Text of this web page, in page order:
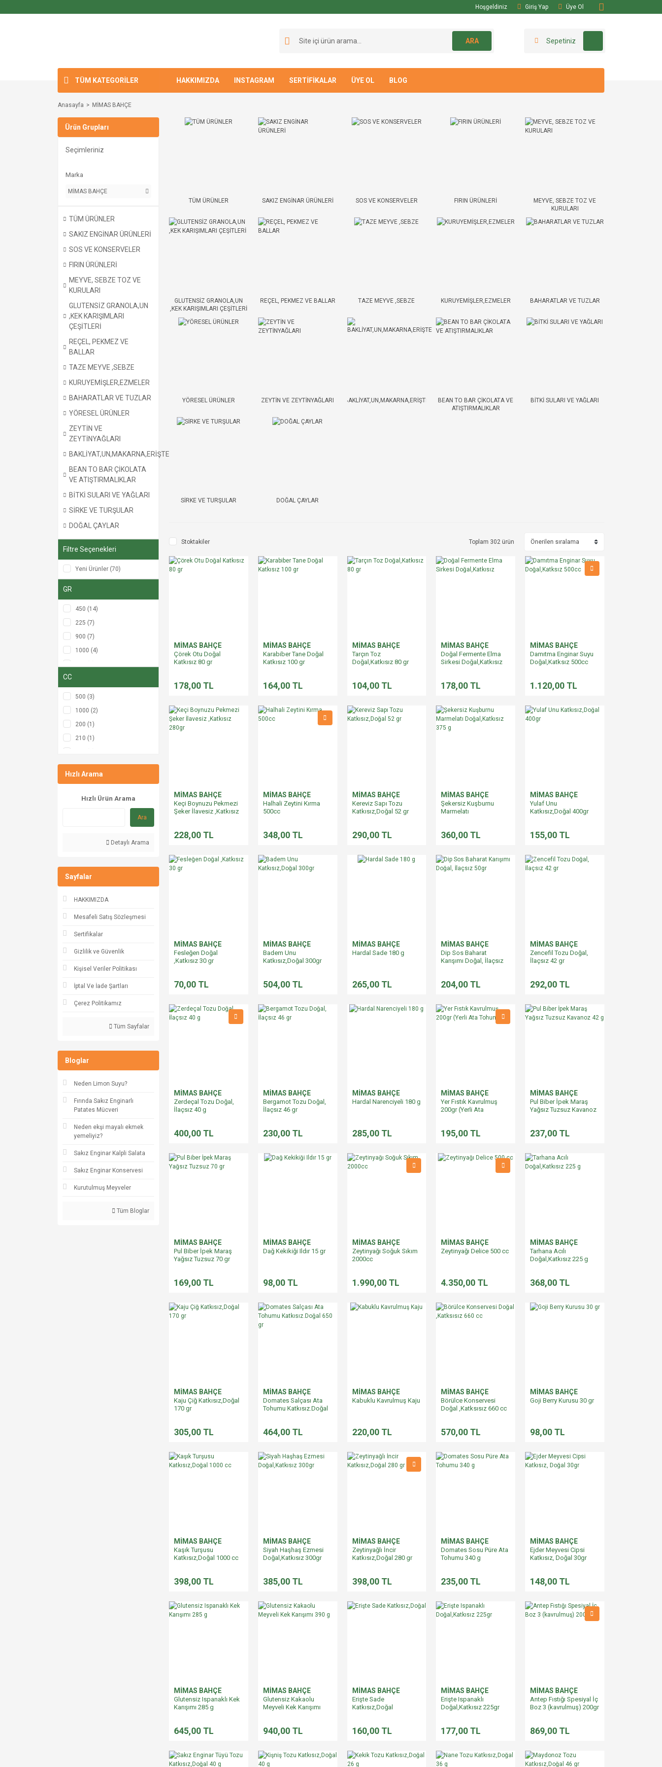
Hoşgeldiniz Giriş Yap Üye Ol
ARA Sepetiniz
TÜM KATEGORİLER HAKKIMIZDA INSTAGRAM SERTİFİKALAR ÜYE OL BLOG
Anasayfa MİMAS BAHÇE
Ürün Grupları
Seçimleriniz
Marka
MİMAS BAHÇE
TÜM ÜRÜNLER
SAKIZ ENGİNAR ÜRÜNLERİ
SOS VE KONSERVELER
FIRIN ÜRÜNLERİ
MEYVE, SEBZE TOZ VE
KURULARI
GLUTENSİZ GRANOLA,UN
,KEK KARIŞIMLARI
ÇEŞİTLERİ
REÇEL, PEKMEZ VE
BALLAR
TAZE MEYVE ,SEBZE
KURUYEMİŞLER,EZMELER
BAHARATLAR VE TUZLAR
YÖRESEL ÜRÜNLER
ZEYTİN VE
ZEYTİNYAĞLARI
BAKLİYAT,UN,MAKARNA,ERİŞTE
BEAN TO BAR ÇİKOLATA
VE ATIŞTIRMALIKLAR
BİTKİ SULARI VE YAĞLARI
SİRKE VE TURŞULAR
DOĞAL ÇAYLAR
Filtre Seçenekleri
Yeni Ürünler (70)
GR
450 (14)
225 (7)
900 (7)
1000 (4)
130 (1)
1300 (1)
250 (1)
400 (1)
CC
500 (3)
1000 (2)
200 (1)
210 (1)
Hızlı Arama
Hızlı Ürün Arama
Ara
Detaylı Arama
Sayfalar
HAKKIMIZDA
Mesafeli Satış Sözleşmesi
Sertifikalar
Gizlilik ve Güvenlik
Kişisel Veriler Politikası
İptal Ve İade Şartları
Çerez Politikamız
Tüm Sayfalar
Bloglar
Neden Limon Suyu?
Fırında Sakız Enginarlı
Patates Mücveri
Neden ekşi mayalı ekmek
yemeliyiz?
Sakız Enginar Kalpli Salata
Sakız Enginar Konservesi
Kurutulmuş Meyveler
Tüm Bloglar
TÜM ÜRÜNLER SAKIZ ENGİNAR ÜRÜNLERİ SOS VE KONSERVELER FIRIN ÜRÜNLERİ
MEYVE, SEBZE TOZ VE
KURULARI
GLUTENSİZ GRANOLA,UN
,KEK KARIŞIMLARI ÇEŞİTLERİ
REÇEL, PEKMEZ VE BALLAR TAZE MEYVE ,SEBZE KURUYEMİŞLER,EZMELER BAHARATLAR VE TUZLAR
YÖRESEL ÜRÜNLER ZEYTİN VE ZEYTİNYAĞLARI BAKLİYAT,UN,MAKARNA,ERİŞTE
BEAN TO BAR ÇİKOLATA VE
ATIŞTIRMALIKLAR
BİTKİ SULARI VE YAĞLARI
SİRKE VE TURŞULAR DOĞAL ÇAYLAR
Stoktakiler Toplam 302 ürün
MİMAS BAHÇE
Çörek Otu Doğal
Katkısız 80 gr
178,00 TL
MİMAS BAHÇE
Karabiber Tane Doğal
Katkısız 100 gr
164,00 TL
MİMAS BAHÇE
Tarçın Toz
Doğal,Katkısız 80 gr
104,00 TL
MİMAS BAHÇE
Doğal Fermente Elma
Sirkesi Doğal,Katkısız
178,00 TL
MİMAS BAHÇE
Damıtma Enginar Suyu
Doğal,Katksız 500cc
1.120,00 TL
MİMAS BAHÇE
Keçi Boynuzu Pekmezi
Şeker İlavesiz ,Katkısız
228,00 TL
MİMAS BAHÇE
Halhali Zeytini Kırma
500cc
348,00 TL
MİMAS BAHÇE
Kereviz Sapı Tozu
Katkısız,Doğal 52 gr
290,00 TL
MİMAS BAHÇE
Şekersiz Kuşburnu
Marmelatı
360,00 TL
MİMAS BAHÇE
Yulaf Unu
Katkısız,Doğal 400gr
155,00 TL
MİMAS BAHÇE
Fesleğen Doğal
,Katkısız 30 gr
70,00 TL
MİMAS BAHÇE
Badem Unu
Katkısız,Doğal 300gr
504,00 TL
MİMAS BAHÇE
Hardal Sade 180 g
265,00 TL
MİMAS BAHÇE
Dip Sos Baharat
Karışımı Doğal, İlaçsız
204,00 TL
MİMAS BAHÇE
Zencefil Tozu Doğal,
İlaçsız 42 gr
292,00 TL
MİMAS BAHÇE
Zerdeçal Tozu Doğal,
İlaçsız 40 g
400,00 TL
MİMAS BAHÇE
Bergamot Tozu Doğal,
İlaçsız 46 gr
230,00 TL
MİMAS BAHÇE
Hardal Narenciyeli 180 g
285,00 TL
MİMAS BAHÇE
Yer Fıstık Kavrulmuş
200gr (Yerli Ata
195,00 TL
MİMAS BAHÇE
Pul Biber İpek Maraş
Yağsız Tuzsuz Kavanoz
237,00 TL
MİMAS BAHÇE
Pul Biber İpek Maraş
Yağsız Tuzsuz 70 gr
169,00 TL
MİMAS BAHÇE
Dağ Kekikiği Ildır 15 gr
98,00 TL
MİMAS BAHÇE
Zeytinyağı Soğuk Sıkım
2000cc
1.990,00 TL
MİMAS BAHÇE
Zeytinyağı Delice 500 cc
4.350,00 TL
MİMAS BAHÇE
Tarhana Acılı
Doğal,Katkısız 225 g
368,00 TL
MİMAS BAHÇE
Kaju Çiğ Katkısız,Doğal
170 gr
305,00 TL
MİMAS BAHÇE
Domates Salçası Ata
Tohumu Katkısız.Doğal
464,00 TL
MİMAS BAHÇE
Kabuklu Kavrulmuş Kaju
220,00 TL
MİMAS BAHÇE
Börülce Konservesi
Doğal ,Katksısız 660 cc
570,00 TL
MİMAS BAHÇE
Goji Berry Kurusu 30 gr
98,00 TL
MİMAS BAHÇE
Kaşık Turşusu
Katkısız,Doğal 1000 cc
398,00 TL
MİMAS BAHÇE
Siyah Haşhaş Ezmesi
Doğal,Katkısız 300gr
385,00 TL
MİMAS BAHÇE
Zeytinyağlı İncir
Katkısız,Doğal 280 gr
398,00 TL
MİMAS BAHÇE
Domates Sosu Püre Ata
Tohumu 340 g
235,00 TL
MİMAS BAHÇE
Ejder Meyvesi Cipsi
Katkısız, Doğal 30gr
148,00 TL
MİMAS BAHÇE
Glutensiz Ispanaklı Kek
Karışımı 285 g
645,00 TL
MİMAS BAHÇE
Glutensiz Kakaolu
Meyveli Kek Karışımı
940,00 TL
MİMAS BAHÇE
Erişte Sade
Katkısız,Doğal
160,00 TL
MİMAS BAHÇE
Erişte Ispanaklı
Doğal,Katkısız 225gr
177,00 TL
MİMAS BAHÇE
Antep Fıstığı Spesiyal İç
Boz 3 (kavrulmuş) 200gr
869,00 TL